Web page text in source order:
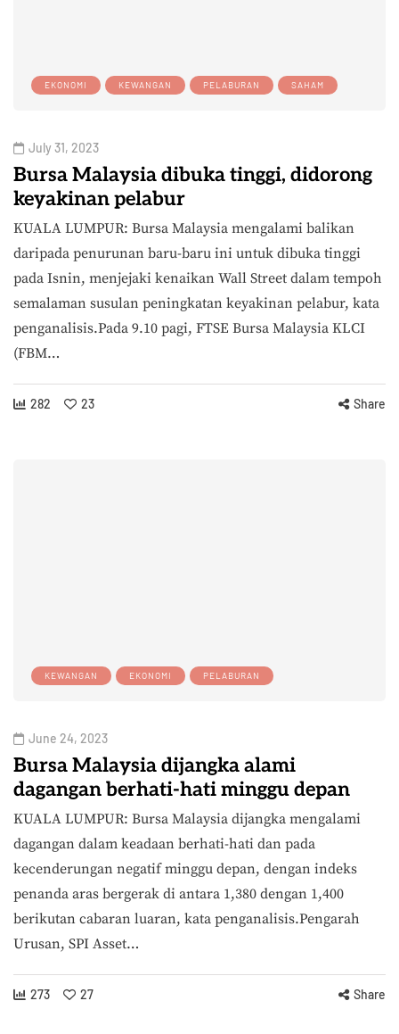
EKONOMI KEWANGAN PELABURAN SAHAM
July 31, 2023
Bursa Malaysia dibuka tinggi, didorong
keyakinan pelabur
KUALA LUMPUR: Bursa Malaysia mengalami balikan
daripada penurunan baru-baru ini untuk dibuka tinggi
pada Isnin, menjejaki kenaikan Wall Street dalam tempoh
semalaman susulan peningkatan keyakinan pelabur, kata
penganalisis.Pada 9.10 pagi, FTSE Bursa Malaysia KLCI
(FBM…
282 23 Share
KEWANGAN EKONOMI PELABURAN
June 24, 2023
Bursa Malaysia dijangka alami
dagangan berhati-hati minggu depan
KUALA LUMPUR: Bursa Malaysia dijangka mengalami
dagangan dalam keadaan berhati-hati dan pada
kecenderungan negatif minggu depan, dengan indeks
penanda aras bergerak di antara 1,380 dengan 1,400
berikutan cabaran luaran, kata penganalisis.Pengarah
Urusan, SPI Asset…
273 27 Share